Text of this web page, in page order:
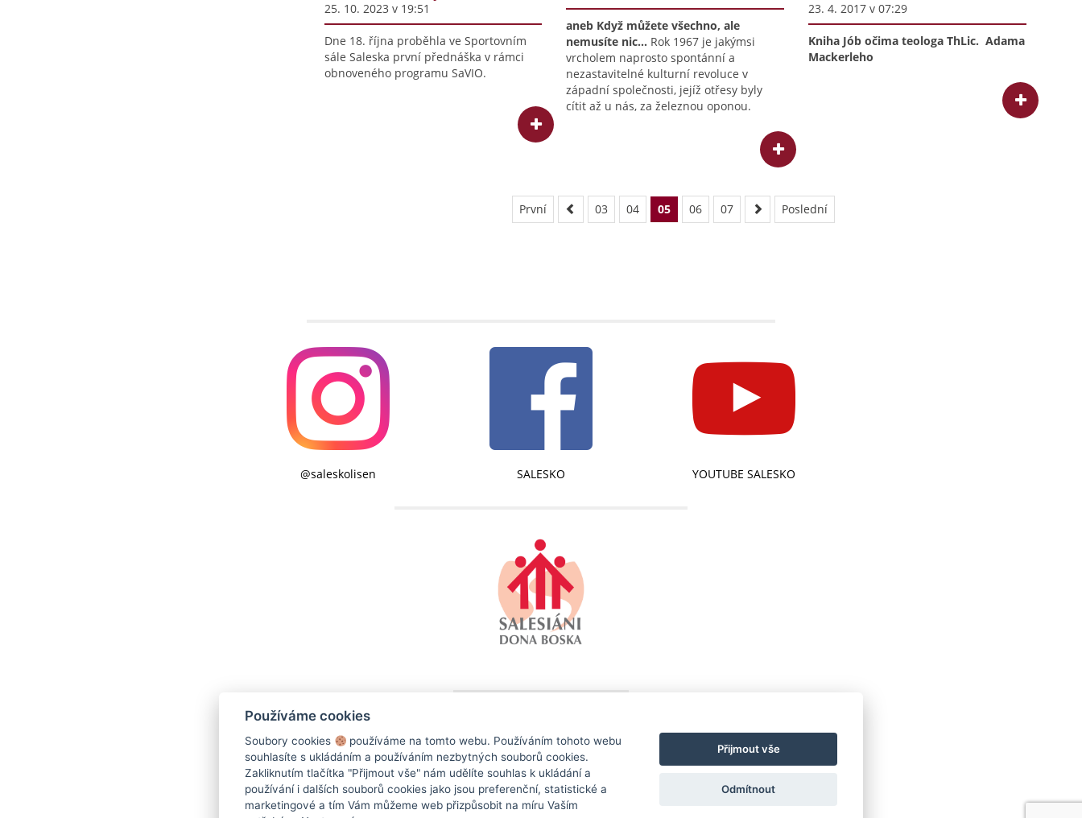
25. 10. 2023 v 19:51
Dne 18. října proběhla ve Sportovním
sále Saleska první přednáška v rámci
obnoveného programu SaVIO.
aneb Když můžete všechno, ale
nemusíte nic... Rok 1967 je jakýmsi
vrcholem naprosto spontánní a
nezastavitelné kulturní revoluce v
západní společnosti, jejíž otřesy byly
cítit až u nás, za železnou oponou.
23. 4. 2017 v 07:29
Kniha Jób očima teologaThLic. Adama
Mackerleho
První 03 04 05 06 07 Poslední
@saleskolisen SALESKO YOUTUBE SALESKO
SALESKO - SALESIÁNSKÉ STŘEDISKO MLÁDEŽE DDM BRNO-LÍŠEŇ
Kotlanova 2660/13, 628 00 Brno-Líšeň
+420 544 232 641
info@salesko.cz
Používáme cookies
Soubory cookies
používáme na tomto webu. Používáním tohoto webu
souhlasíte s ukládáním a používáním nezbytných souborů cookies.
Zakliknutím tlačítka "Přijmout vše" nám udělíte souhlas k ukládání a
používání i dalších souborů cookies jako jsou preferenční, statistické a
marketingové a tím Vám můžeme web přizpůsobit na míru Vaším
Přijmout vše
Odmítnout